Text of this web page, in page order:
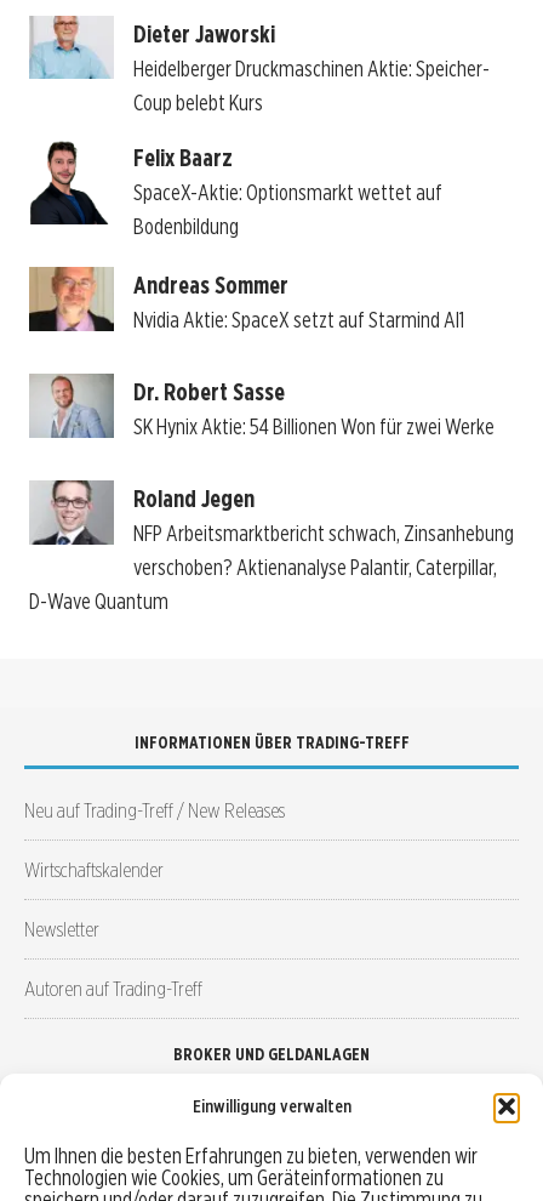
Einwilligung verwalten
Um Ihnen die besten Erfahrungen zu bieten, verwenden wir
Technologien wie Cookies, um Geräteinformationen zu
Dieter Jaworski
Heidelberger Druckmaschinen Aktie: Speicher-
Coup belebt Kurs
Felix Baarz
SpaceX-Aktie: Optionsmarkt wettet auf
Bodenbildung
Andreas Sommer
Nvidia Aktie: SpaceX setzt auf Starmind AI1
Dr. Robert Sasse
SK Hynix Aktie: 54 Billionen Won für zwei Werke
Roland Jegen
NFP Arbeitsmarktbericht schwach, Zinsanhebung
verschoben? Aktienanalyse Palantir, Caterpillar,
D-Wave Quantum
INFORMATIONEN ÜBER TRADING-TREFF
Neu auf Trading-Treff / New Releases
Wirtschaftskalender
Newsletter
Autoren auf Trading-Treff
BROKER UND GELDANLAGEN
Robo-Advisor vergleichen